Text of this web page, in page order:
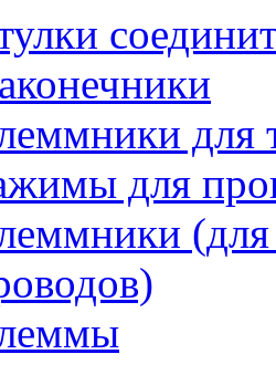
для
для
(для